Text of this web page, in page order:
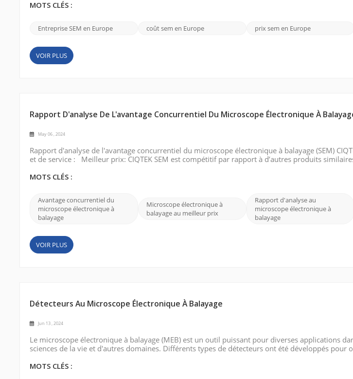
: Société FEI (Therm...
MOTS CLÉS :
Entreprise SEM en Europe coût sem en Europe prix sem en Europe
VOIR PLUS
Rapport D'analyse De L'avantage Concurrentiel Du Microscope Électronique À
May 06 , 2024
Rapport d'analyse de l'avantage concurrentiel du microscope électronique à balayage (SEM)
et de service : Meilleur prix: CIQTEK SEM est compétitif par rapport à d’autres produits
des options abordable...
MOTS CLÉS :
Avantage concurrentiel du
microscope électronique à
balayage
Microscope électronique à
balayage au meilleur prix
Rapport d'analyse au
microscope électronique à
balayage
VOIR PLUS
Détecteurs Au Microscope Électronique À Balayage
Jun 13 , 2024
Le microscope électronique à balayage (MEB) est un outil puissant pour diverses applications
sciences de la vie et d'autres domaines. Différents types de détecteurs ont été développés
(BSE) : les détecteu...
MOTS CLÉS :